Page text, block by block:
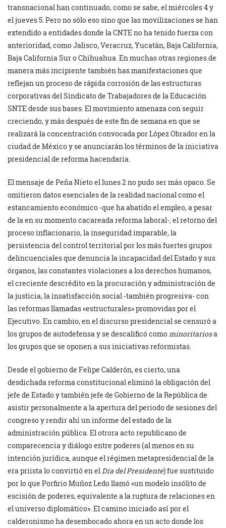
transnacional han continuado, como se sabe, el miércoles 4 y
el jueves 5. Pero no sólo eso sino que las movilizaciones se han
extendido a entidades donde la CNTE no ha tenido fuerza con
anterioridad, como Jalisco, Veracruz, Yucatán, Baja California,
Baja California Sur o Chihuahua. En muchas otras regiones de
manera más incipiente también has manifestaciones que
reflejan un proceso de rápida corrosión de las estructuras
corporativas del Sindicato de Trabajadores de la Educación
SNTE desde sus bases. El movimiento amenaza con seguir
creciendo, y más después de este fin de semana en que se
realizará la concentración convocada por López Obrador en la
ciudad de México y se anunciarán los términos de la iniciativa
presidencial de reforma hacendaria.
El mensaje de Peña Nieto el lunes 2 no pudo ser más opaco. Se
omitieron datos esenciales de la realidad nacional como el
estancamiento económico -que ha abatido el empleo, a pesar
de la en su momento cacareada reforma laboral-, el retorno del
proceso inflacionario, la inseguridad imparable, la
persistencia del control territorial por los más fuertes grupos
delincuenciales que denuncia la incapacidad del Estado y sus
órganos, las constantes violaciones a los derechos humanos,
el creciente descrédito en la procuración y administración de
la justicia, la insatisfacción social -también progresiva- con
las reformas llamadas «estructurales» promovidas por el
Ejecutivo. En cambio, en el discurso presidencial se censuró a
los grupos de autodefensa y se descalificó comominoritariosa
los grupos que se oponen a sus iniciativas reformistas.
Desde el gobierno de Felipe Calderón, es cierto, una
desdichada reforma constitucional eliminó la obligación del
jefe de Estado y también jefe de Gobierno de la República de
asistir personalmente a la apertura del periodo de sesiones del
congreso y rendir ahí un informe del estado de la
administración pública. El otrora acto republicano de
comparecencia y diálogo entre poderes (al menos en su
intención jurídica, aunque el régimen metapresidencial de la
era priista lo convirtió en elDía del Presidente) fue sustituido
por lo que Porfirio Muñoz Ledo llamó «un modelo insólito de
escisión de poderes, equivalente a la ruptura de relaciones en
el universo diplomático». El camino iniciado así por el
calderonismo ha desembocado ahora en un acto donde los